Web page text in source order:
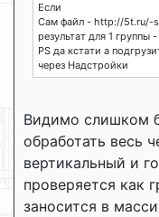
Если
Сам файл - http://5t.ru/-
результат для 1
PS да кстати а
через Надстройки
Видимо слишком
обработать весь
вертикальный и
проверяется как
заносится в